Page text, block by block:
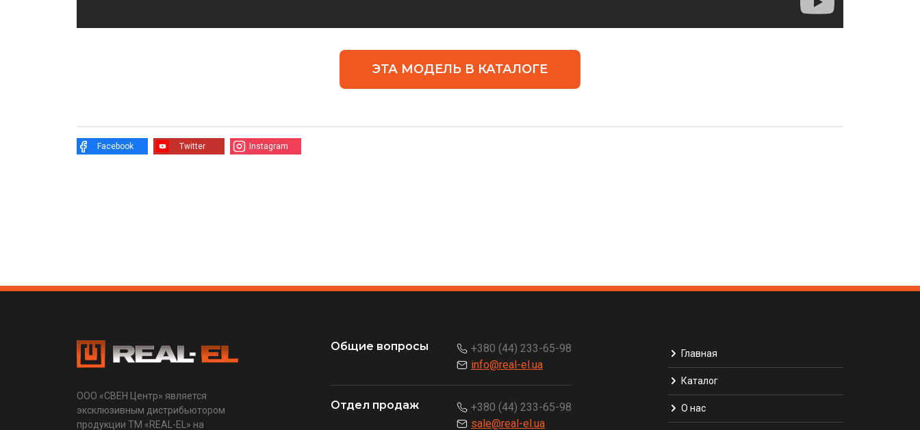
ЭТА МОДЕЛЬ В КАТАЛОГЕ
Facebook Twitter Instagram
ООО «СВЕН Центр» является
эксклюзивным дистрибьютором
продукции ТМ «REAL-EL» на
Общие вопросы
+380 (44) 233-65-98
info@real-el.ua
Отдел продаж
+380 (44) 233-65-98
sale@real-el.ua
Главная
Каталог
О нас